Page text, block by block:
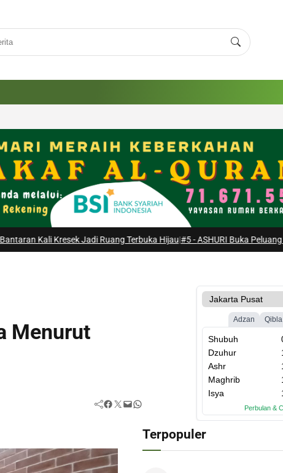
Jadi Ruang Terbuka Hijau|#5 -ASHURI Buka Peluang Ekspor
Menurut
Facebook Twitter Mail WhatsApp
Terpopuler